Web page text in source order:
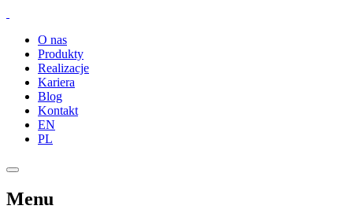
O nas
Produkty
Realizacje
Kariera
Blog
Kontakt
EN
PL
Menu